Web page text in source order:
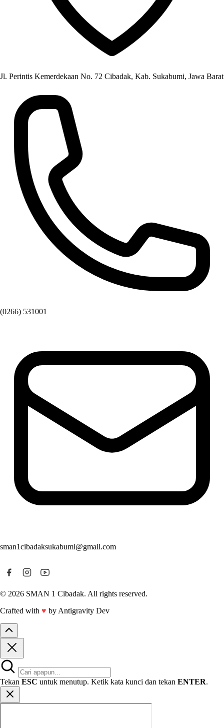
Jl. Perintis Kemerdekaan No. 72 Cibadak, Kab. Sukabumi, Jawa Barat
(0266) 531001
sman1cibadaksukabumi@gmail.com
© 2026 SMAN 1 Cibadak. All rights reserved.
Crafted with ♥ by Antigravity Dev
Tekan ESC untuk menutup. Ketik kata kunci dan tekan ENTER.